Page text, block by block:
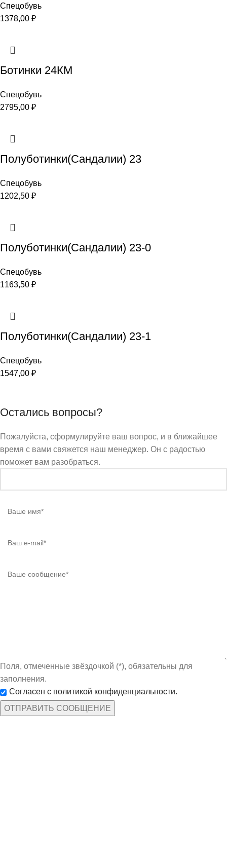
Спецобувь
1378,00 ₽
Ботинки 24КМ
Спецобувь
2795,00 ₽
Полуботинки(Сандалии) 23
Спецобувь
1202,50 ₽
Полуботинки(Сандалии) 23-0
Спецобувь
1163,50 ₽
Полуботинки(Сандалии) 23-1
Спецобувь
1547,00 ₽
Остались вопросы?
Пожалуйста, сформулируйте ваш вопрос, и в ближайшее
время с вами свяжется наш менеджер. Он с радостью
поможет вам разобраться.
Поля, отмеченные звёздочкой (*), обязательны для
заполнения.
Согласен с политикой конфиденциальности.